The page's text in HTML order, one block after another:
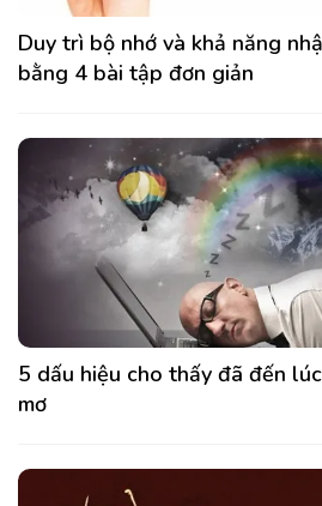
Duy trì bộ nhớ và khả năng
bằng 4 bài tập đơn giản
5 dấu hiệu cho thấy đã đến
mơ